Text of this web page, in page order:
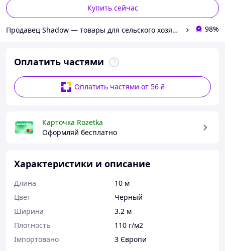
Купить сейчас
Продавец Shadow — товары для сельского хозяйства и домашнего обихода 98%
Оплатить частями
Оплатить частями от 56 ₴
Карточка Rozetka
Оформляй бесплатно
Характеристики и описание
Длина
10 м
Цвет
Черный
Ширина
3.2 м
Плотность
110 г/м2
Імпортовано
З Європи